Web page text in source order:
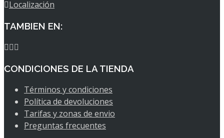
Localización
TAMBIEN EN:
CONDICIONES DE LA TIENDA
Términos y condiciones
Política de devoluciones
Tarifas y zonas de envio
Preguntas frecuentes